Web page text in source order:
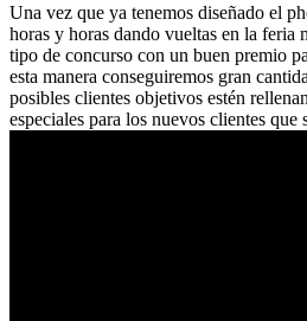
Una vez que ya tenemos diseñado el
horas y horas dando vueltas en la feria
tipo de concurso con un buen premio
esta manera conseguiremos gran
posibles clientes objetivos estén
especiales para los nuevos clientes que